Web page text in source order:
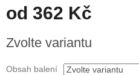
od 362 Kč
cena:
Zvolte variantu
Obsah balení